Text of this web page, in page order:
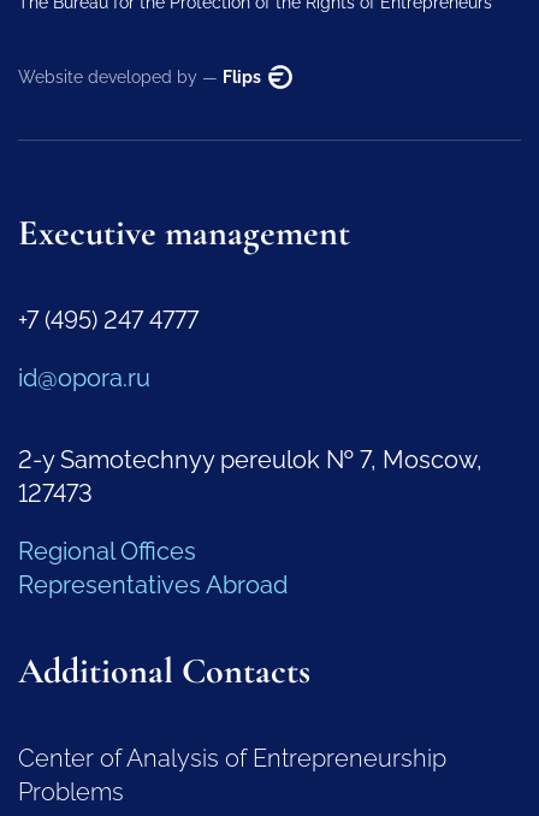
Website developed by — Flips
Executive management
+7 (495) 247 4777
id@opora.ru
2-y Samotechnyy pereulok № 7, Moscow,
127473
Regional Offices
Representatives Abroad
Additional Contacts
Center of Analysis of Entrepreneurship
Problems